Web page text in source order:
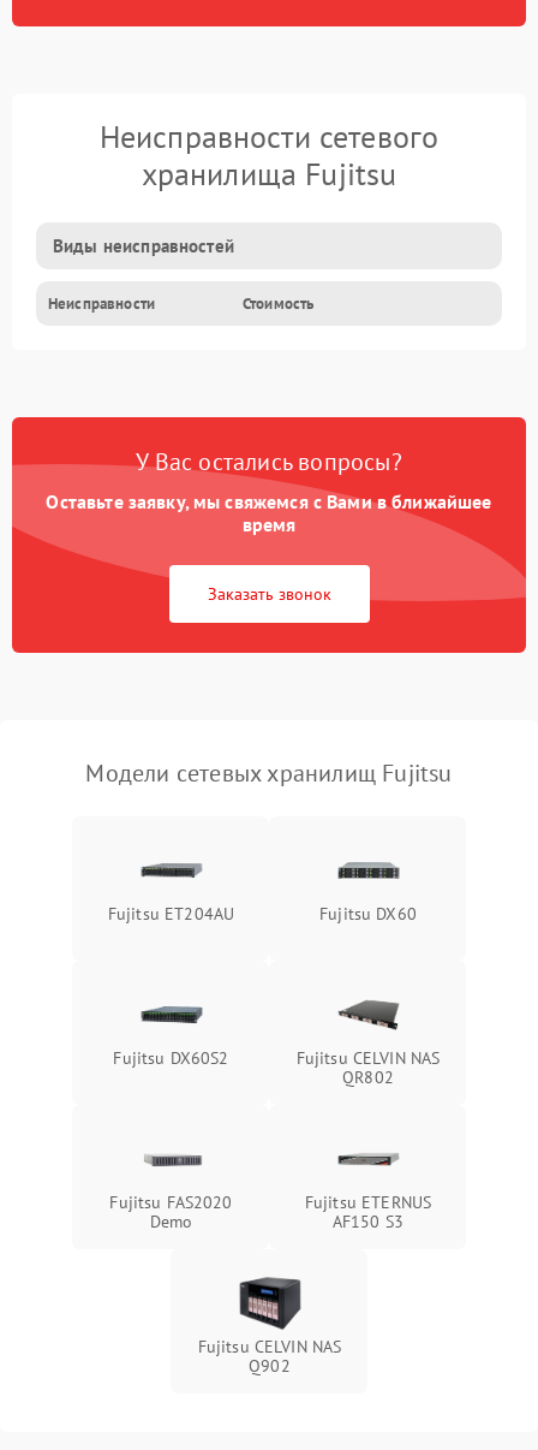
Неисправности сетевого
хранилища Fujitsu
Виды неисправностей
Неисправности Стоимость
У Вас остались вопросы?
Оставьте заявку, мы свяжемся с Вами в ближайшее
время
Заказать звонок
Модели сетевых хранилищ Fujitsu
Fujitsu ET204AU Fujitsu DX60
Fujitsu DX60S2
Fujitsu CELVIN NAS
QR802
Fujitsu FAS2020
Demo
Fujitsu ETERNUS
AF150 S3
Fujitsu CELVIN NAS
Q902